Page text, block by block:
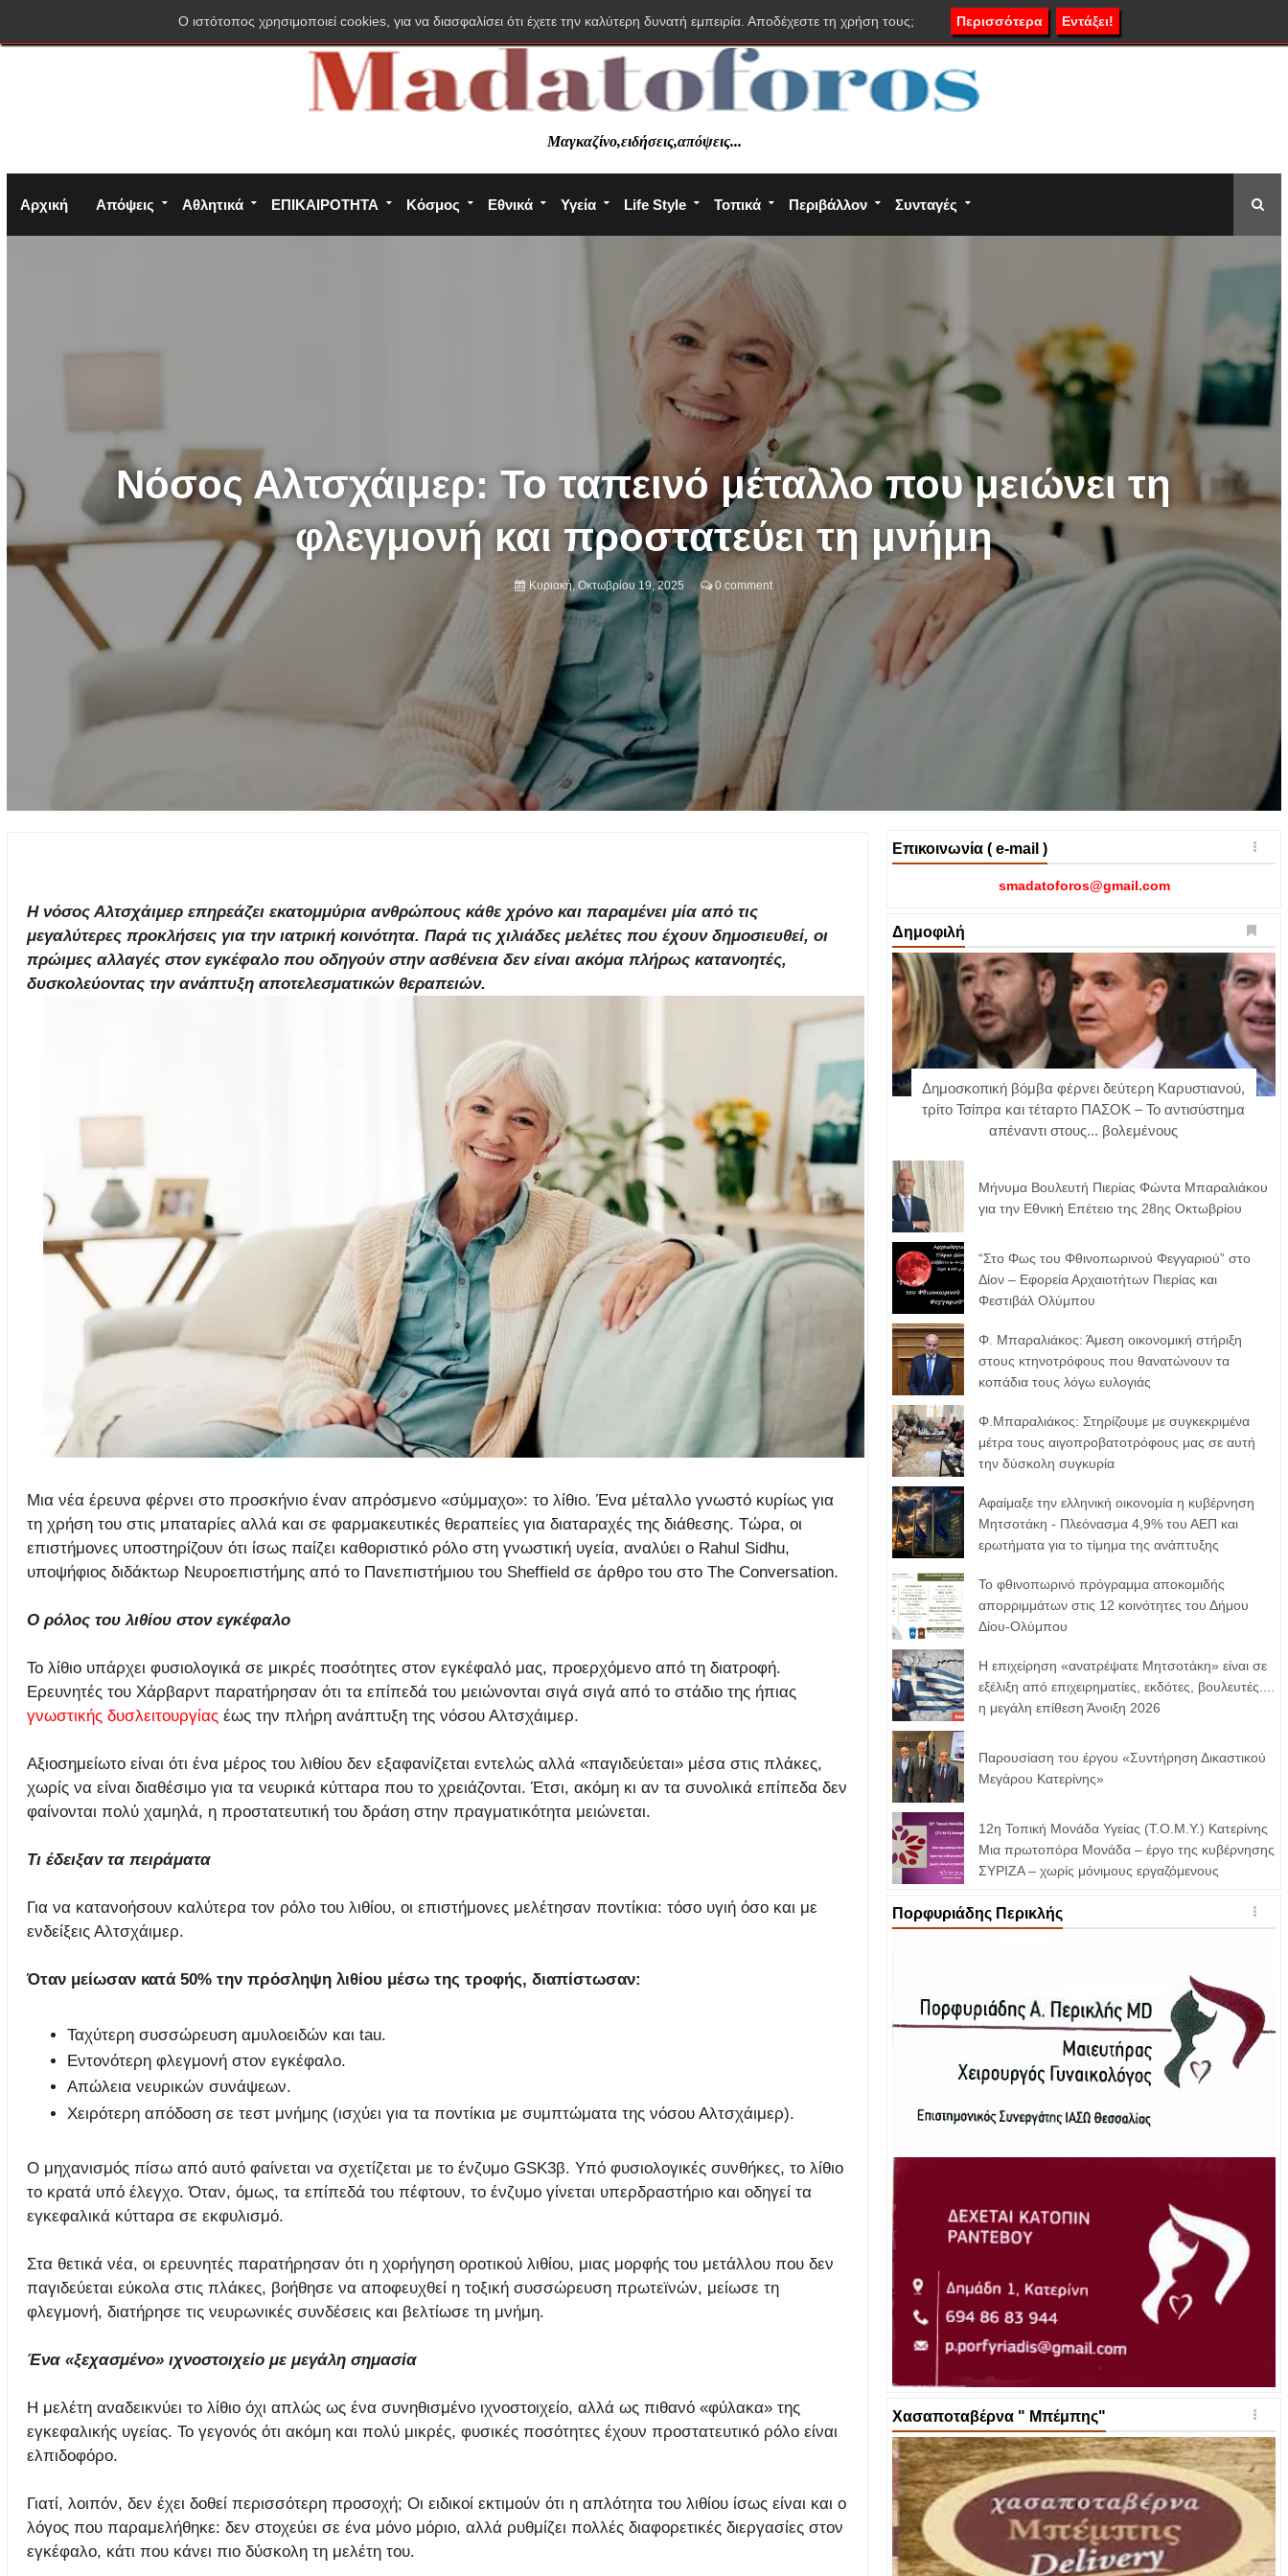
Πολιτική απορρήτου Φόρμα επικοινωνίας
Μαγκαζίνο,ειδήσεις,απόψεις...
Αρχική Απόψεις Αθλητικά ΕΠΙΚΑΙΡΟΤΗΤΑ Κόσμος Εθνικά Υγεία Life Style Τοπικά Περιβάλλον Συνταγές
Νόσος Αλτσχάιμερ: Το ταπεινό μέταλλο που μειώνει τη
φλεγμονή και προστατεύει τη μνήμη
Κυριακή, Οκτωβρίου 19, 2025 0 comment
Η νόσος Αλτσχάιμερ επηρεάζει εκατομμύρια ανθρώπους κάθε χρόνο και παραμένει μία από τις
μεγαλύτερες προκλήσεις για την ιατρική κοινότητα. Παρά τις χιλιάδες μελέτες που έχουν δημοσιευθεί, οι
πρώιμες αλλαγές στον εγκέφαλο που οδηγούν στην ασθένεια δεν είναι ακόμα πλήρως κατανοητές,
δυσκολεύοντας την ανάπτυξη αποτελεσματικών θεραπειών.
Μια νέα έρευνα φέρνει στο προσκήνιο έναν απρόσμενο «σύμμαχο»: το λίθιο. Ένα μέταλλο γνωστό κυρίως για
τη χρήση του στις μπαταρίες αλλά και σε φαρμακευτικές θεραπείες για διαταραχές της διάθεσης. Τώρα, οι
επιστήμονες υποστηρίζουν ότι ίσως παίζει καθοριστικό ρόλο στη γνωστική υγεία, αναλύει ο Rahul Sidhu,
υποψήφιος διδάκτωρ Νευροεπιστήμης από το Πανεπιστήμιου του Sheffield σε άρθρο του στο The Conversation.
Ο ρόλος του λιθίου στον εγκέφαλο
Το λίθιο υπάρχει φυσιολογικά σε μικρές ποσότητες στον εγκέφαλό μας, προερχόμενο από τη διατροφή.
Ερευνητές του Χάρβαρντ παρατήρησαν ότι τα επίπεδά του μειώνονται σιγά σιγά από το στάδιο της ήπιας
γνωστικής δυσλειτουργίαςέως την πλήρη ανάπτυξη της νόσου Αλτσχάιμερ.
Αξιοσημείωτο είναι ότι ένα μέρος του λιθίου δεν εξαφανίζεται εντελώς αλλά «παγιδεύεται» μέσα στις πλάκες,
χωρίς να είναι διαθέσιμο για τα νευρικά κύτταρα που το χρειάζονται. Έτσι, ακόμη κι αν τα συνολικά επίπεδα δεν
φαίνονται πολύ χαμηλά, η προστατευτική του δράση στην πραγματικότητα μειώνεται.
Τι έδειξαν τα πειράματα
Για να κατανοήσουν καλύτερα τον ρόλο του λιθίου, οι επιστήμονες μελέτησαν ποντίκια: τόσο υγιή όσο και με
ενδείξεις Αλτσχάιμερ.
Όταν μείωσαν κατά 50% την πρόσληψη λιθίου μέσω της τροφής, διαπίστωσαν:
Ταχύτερη συσσώρευση αμυλοειδών και tau.
Εντονότερη φλεγμονή στον εγκέφαλο.
Απώλεια νευρικών συνάψεων.
Χειρότερη απόδοση σε τεστ μνήμης (ισχύει για τα ποντίκια με συμπτώματα της νόσου Αλτσχάιμερ).
Ο μηχανισμός πίσω από αυτό φαίνεται να σχετίζεται με το ένζυμο GSK3β. Υπό φυσιολογικές συνθήκες, το λίθιο
το κρατά υπό έλεγχο. Όταν, όμως, τα επίπεδά του πέφτουν, το ένζυμο γίνεται υπερδραστήριο και οδηγεί τα
εγκεφαλικά κύτταρα σε εκφυλισμό.
Στα θετικά νέα, οι ερευνητές παρατήρησαν ότι η χορήγηση οροτικού λιθίου, μιας μορφής του μετάλλου που δεν
παγιδεύεται εύκολα στις πλάκες, βοήθησε να αποφευχθεί η τοξική συσσώρευση πρωτεϊνών, μείωσε τη
φλεγμονή, διατήρησε τις νευρωνικές συνδέσεις και βελτίωσε τη μνήμη.
Ένα «ξεχασμένο» ιχνοστοιχείο με μεγάλη σημασία
Η μελέτη αναδεικνύει το λίθιο όχι απλώς ως ένα συνηθισμένο ιχνοστοιχείο, αλλά ως πιθανό «φύλακα» της
εγκεφαλικής υγείας. Το γεγονός ότι ακόμη και πολύ μικρές, φυσικές ποσότητες έχουν προστατευτικό ρόλο είναι
ελπιδοφόρο.
Γιατί, λοιπόν, δεν έχει δοθεί περισσότερη προσοχή; Οι ειδικοί εκτιμούν ότι η απλότητα του λιθίου ίσως είναι και ο
λόγος που παραμελήθηκε: δεν στοχεύει σε ένα μόνο μόριο, αλλά ρυθμίζει πολλές διαφορετικές διεργασίες στον
εγκέφαλο, κάτι που κάνει πιο δύσκολη τη μελέτη του.
Επικοινωνία ( e-mail )
smadatoforos@gmail.com
Δημοφιλή
Δημοσκοπική βόμβα φέρνει δεύτερη Καρυστιανού,
τρίτο Τσίπρα και τέταρτο ΠΑΣΟΚ – Το αντισύστημα
απέναντι στους... βολεμένους
Μήνυμα Βουλευτή Πιερίας Φώντα Μπαραλιάκου
για την Εθνική Επέτειο της 28ης Οκτωβρίου
“Στο Φως του Φθινοπωρινού Φεγγαριού” στο
Δίον – Εφορεία Αρχαιοτήτων Πιερίας και
Φεστιβάλ Ολύμπου
Φ. Μπαραλιάκος: Άμεση οικονομική στήριξη
στους κτηνοτρόφους που θανατώνουν τα
κοπάδια τους λόγω ευλογιάς
Φ.Μπαραλιάκος: Στηρίζουμε με συγκεκριμένα
μέτρα τους αιγοπροβατοτρόφoυς μας σε αυτή
την δύσκολη συγκυρία
Αφαίμαξε την ελληνική οικονομία η κυβέρνηση
Μητσοτάκη - Πλεόνασμα 4,9% του ΑΕΠ και
ερωτήματα για το τίμημα της ανάπτυξης
Το φθινοπωρινό πρόγραμμα αποκομιδής
απορριμμάτων στις 12 κοινότητες του Δήμου
Δίου-Ολύμπου
Η επιχείρηση «ανατρέψατε Μητσοτάκη» είναι σε
εξέλιξη από επιχειρηματίες, εκδότες, βουλευτές....
η μεγάλη επίθεση Άνοιξη 2026
Παρουσίαση του έργου «Συντήρηση Δικαστικού
Μεγάρου Κατερίνης»
12η Τοπική Μονάδα Υγείας (Τ.Ο.Μ.Υ.) Κατερίνης
Μια πρωτοπόρα Μονάδα – έργο της κυβέρνησης
ΣΥΡΙΖΑ – χωρίς μόνιμους εργαζόμενους
Πορφυριάδης Περικλής
Χασαποταβέρνα " Μπέμπης"
O ιστότοπος χρησιμοποιεί cookies, για να διασφαλίσει ότι έχετε την καλύτερη δυνατή εμπειρία. Αποδέχεστε τη χρήση τους; Περισσότερα Εντάξει!